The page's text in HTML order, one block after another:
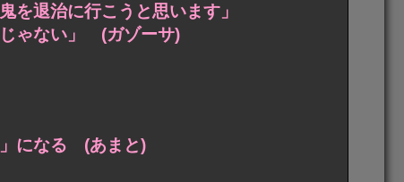
を退治に行こうと思います」
じゃない」 (ガゾーサ)
になる (あまと)